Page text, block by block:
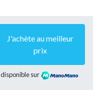
J'achète au meilleur
prix
disponible sur